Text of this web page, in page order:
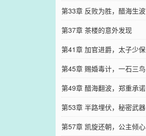
第33章 反败为胜，醋海生波
第37章 茶楼的意外发现
第41章 加官进爵，太子少保
第45章 赐婚毒计，一石三鸟
第49章 醋海翻波，郑重承诺
第53章 半路埋伏，秘密武器
第57章 凯旋还朝，公主倾心